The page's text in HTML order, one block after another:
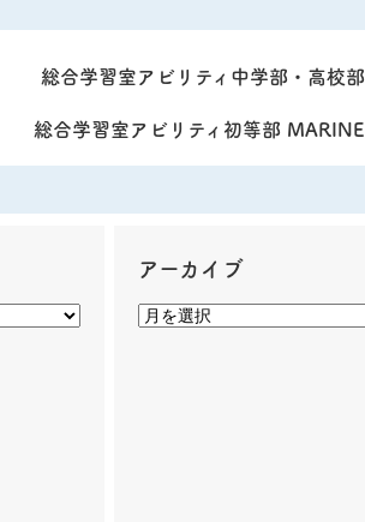
総合学習室アビリティ中学部・高校部
総合学習室アビリティ初等部 MARINE
アーカイブ